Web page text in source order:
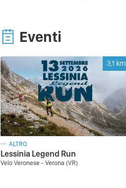
Eventi
3,1 km
ALTRO
Lessinia Legend Run
Velo Veronese - Verona (VR)